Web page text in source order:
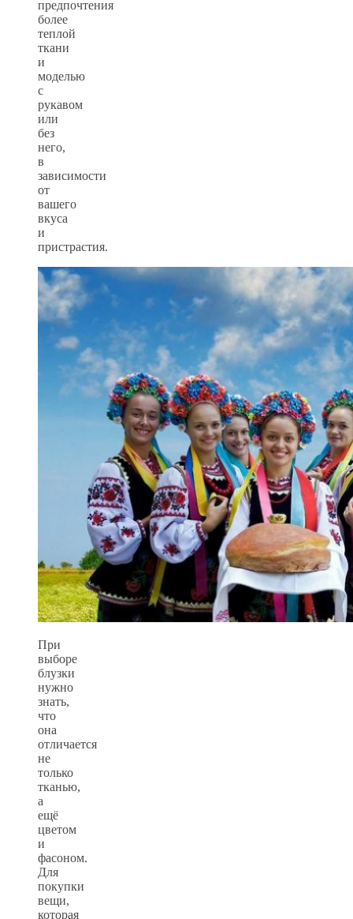
предпочтения
более
теплой
ткани
и
моделью
с
рукавом
или
без
него,
в
зависимости
от
вашего
вкуса
и
пристрастия.
При
выборе
блузки
нужно
знать,
что
она
отличается
не
только
тканью,
а
ещё
цветом
и
фасоном.
Для
покупки
вещи,
которая